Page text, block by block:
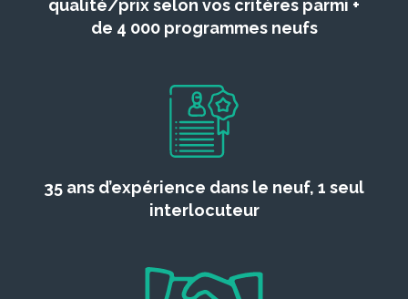
qualité/prix selon vos critères parmi +
de 4 000 programmes neufs
35 ans d’expérience dans le neuf, 1 seul
interlocuteur